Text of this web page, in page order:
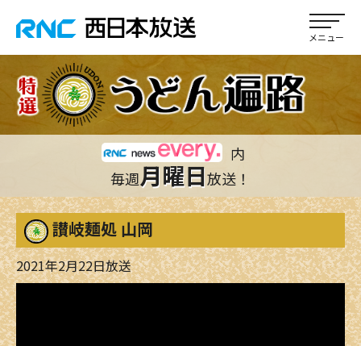
内
毎週月曜日放送！
讃岐麺処 山岡
2021年2月22日放送